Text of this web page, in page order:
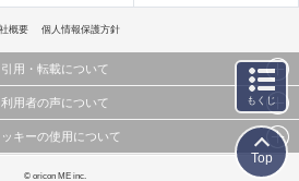
概要 個人情報保護方針
引用・転載について
、写真、イラスト、画像データ等）及びこれらの配置・
転載・複製などの二次利用を行うことは固く禁じており
利用者の声について
サービスの利用者が提出された見解・感想です。
ッキーの使用について
ーザーに合わせたコンテンツや広告の表示、ソーシャル
© oricon ME inc.
もくじ
Top